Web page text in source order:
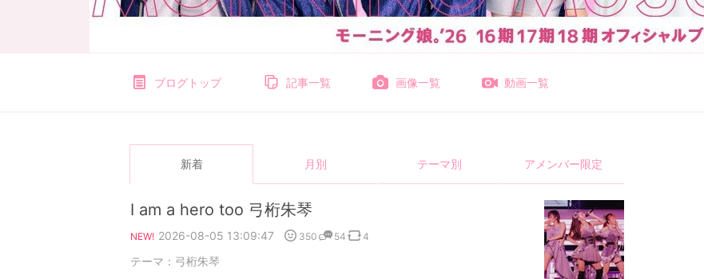
ブログトップ 記事一覧 画像一覧 動画一覧
新着 月別 テーマ別 アメンバー限定
I am a hero too 弓桁朱琴
NEW! 2026-08-05 13:09:47 350 54 4
テーマ： 弓桁朱琴